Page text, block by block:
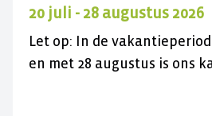
20 juli - 28 augustus 2026
Let op: In de
en met 28 augustus is ons